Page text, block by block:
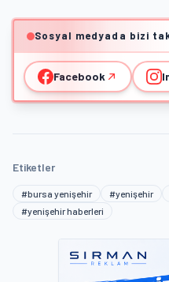
Sosyal medyada bizi
Facebook
Etiketler
#bursa yenişehir #yenişehir
#yenişehir haberleri